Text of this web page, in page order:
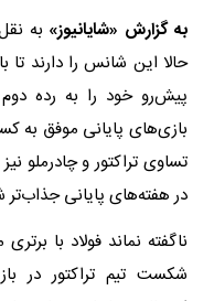
به گزارش «شایانیوز» به
حالا این شانس را دارند تا
پیش‌رو خود را به رده
بازی‌های پایانی موفق به
تساوی تراکتور و چادرملو
در هفته‌های پایانی جذاب‌تر
ناگفته نماند فولاد با
شکست تیم تراکتور در